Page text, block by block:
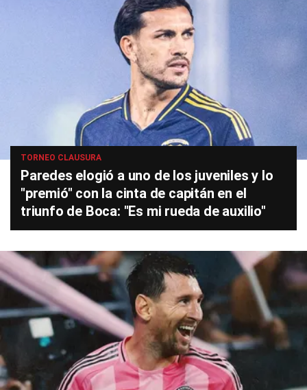
TORNEO CLAUSURA
Paredes elogió a uno de los juveniles y lo
"premió" con la cinta de capitán en el
triunfo de Boca: "Es mi rueda de auxilio"